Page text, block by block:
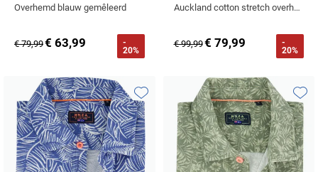
Overhemd blauw gemêleerd
€ 79,99€ 63,99
-
20%
Auckland cotton stretch overhemd groen geprint patroon
€ 99,99€ 79,99
-
20%
Toevoegen aan favorieten